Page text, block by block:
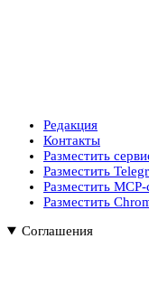
Редакция
Контакты
Разместить
Разместить
Разместить MCP-
Разместить
Соглашения